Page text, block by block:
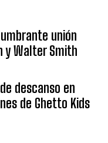
unión
y Walter Smith
descanso en
de Ghetto Kids